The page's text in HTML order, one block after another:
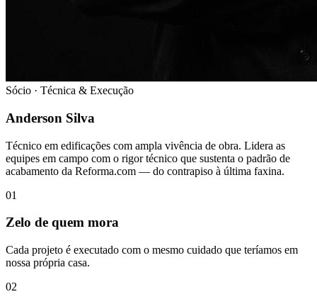
Sócio · Técnica & Execução
Anderson Silva
Técnico em edificações com ampla vivência de obra. Lidera as
equipes em campo com o rigor técnico que sustenta o padrão de
acabamento da Reforma.com — do contrapiso à última faxina.
01
Zelo de quem mora
Cada projeto é executado com o mesmo cuidado que teríamos em
nossa própria casa.
02